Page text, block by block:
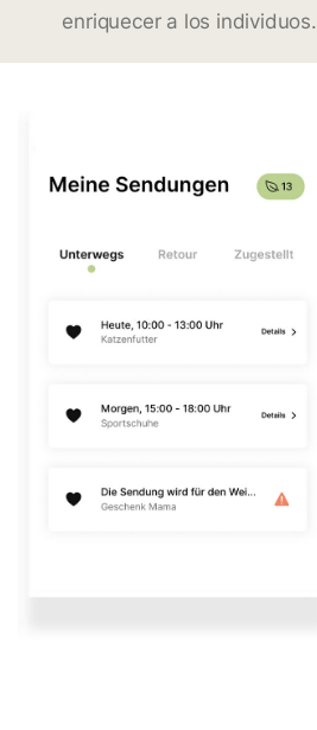
enriquecer a los individuos.